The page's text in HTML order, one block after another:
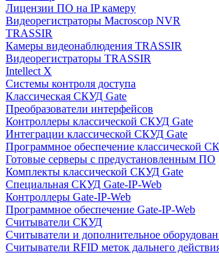
Лицензии ПО на IP камеру
Видеорегистраторы Macroscop NVR
TRASSIR
Камеры видеонаблюдения TRASSIR
Видеорегистраторы TRASSIR
Intellect X
Системы контроля доступа
Классическая СКУД Gate
Преобразователи интерфейсов
Контроллеры классической СКУД Gate
Интеграции классической СКУД Gate
Программное обеспечение классической
Готовые серверы с предустановленным ПО
Комплекты классической СКУД Gate
Специальная СКУД Gate-IP-Web
Контроллеры Gate-IP-Web
Программное обеспечение Gate-IP-Web
Считыватели СКУД
Считыватели и дополнительное
Считыватели RFID меток дальнего